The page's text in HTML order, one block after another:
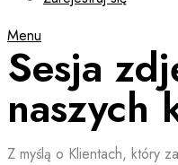
Menu
Sesja
naszych
Z myślą o Klientach, który